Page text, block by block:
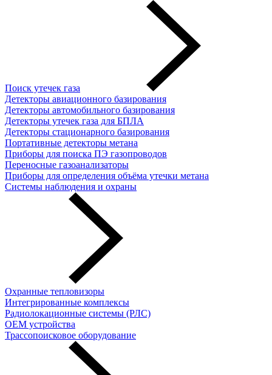
Поиск утечек газа
Детекторы авиационного базирования
Детекторы автомобильного базирования
Детекторы утечек газа для БПЛА
Детекторы стационарного базирования
Портативные детекторы метана
Приборы для поиска ПЭ газопроводов
Переносные газоанализаторы
Приборы для определения объёма утечки метана
Системы наблюдения и охраны
Охранные тепловизоры
Интегрированные комплексы
Радиолокационные системы (РЛС)
OEM устройства
Трассопоисковое оборудование